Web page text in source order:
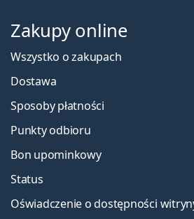
Zakupy online
Wszystko o zakupach
Dostawa
Sposoby płatności
Punkty odbioru
Bon upominkowy
Status
Oświadczenie o dostępności